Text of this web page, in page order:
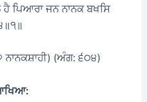
ਪਿਆਰਾ ਜਨ ਨਾਨਕ ਬਖਸਿ
(ਅੰਗ: ੬੦੪)